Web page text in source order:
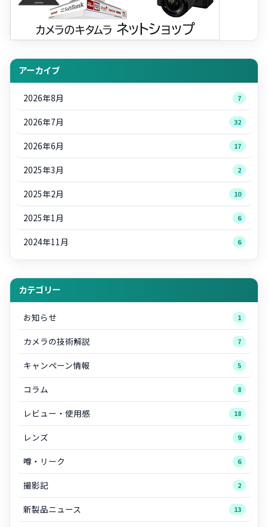
アーカイブ
2026年8月 7
2026年7月 32
2026年6月 17
2025年3月 2
2025年2月 10
2025年1月 6
2024年11月 6
カテゴリー
お知らせ 1
カメラの技術解説 7
キャンペーン情報 5
コラム 8
レビュー・使用感 18
レンズ 9
噂・リーク 6
撮影記 2
新製品ニュース 13